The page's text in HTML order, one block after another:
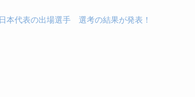
本代表の出場選手 選考の結果が発表！